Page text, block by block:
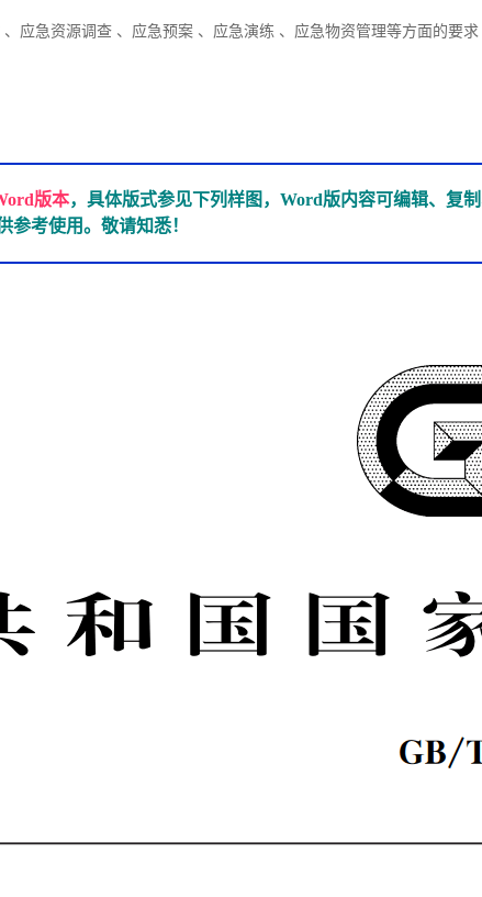
应急资源调查 、应急预案 、应急演练 、应急物资管理等方面的要
版本，具体版式参见下列样图，Word版内容可编辑、复
考使用。敬请知悉！